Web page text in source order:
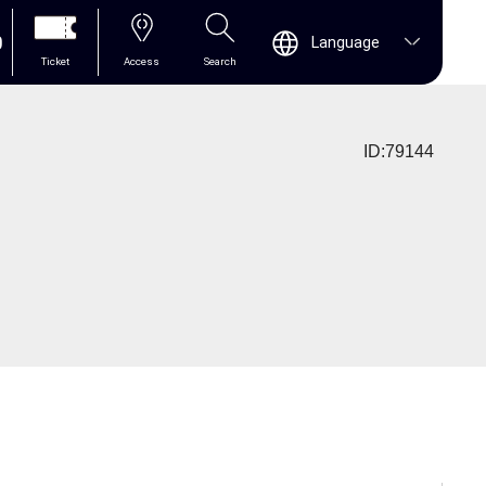
Ticket Access Search
Language
ID:79144